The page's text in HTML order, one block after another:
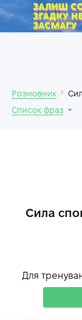
Розмовник
Список фраз
Сила
Для